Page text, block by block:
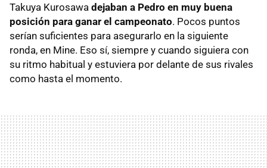
Takuya Kurosawa dejaban a Pedro en muy buena
posición para ganar el campeonato. Pocos puntos
serían suficientes para asegurarlo en la siguiente
ronda, en Mine. Eso sí, siempre y cuando siguiera con
su ritmo habitual y estuviera por delante de sus rivales
como hasta el momento.